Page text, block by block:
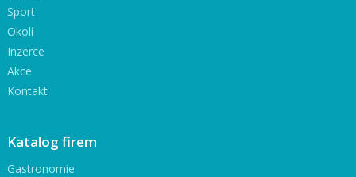
Sport
Okolí
Inzerce
Akce
Kontakt
Katalog firem
Gastronomie